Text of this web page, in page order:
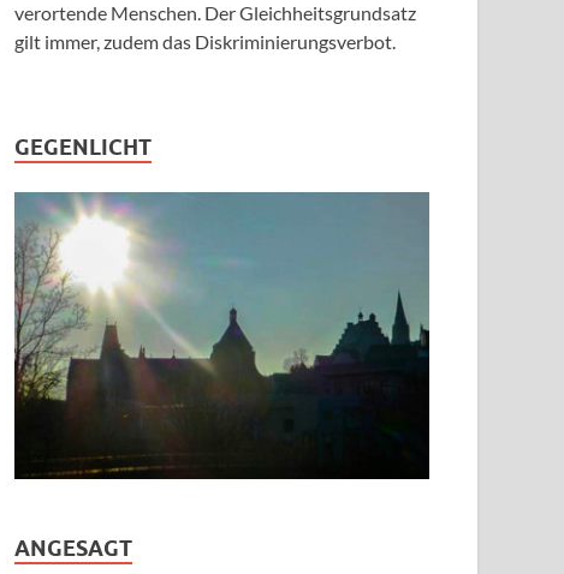
verortende Menschen. Der Gleichheitsgrundsatz
gilt immer, zudem das Diskriminierungsverbot.
GEGENLICHT
ANGESAGT